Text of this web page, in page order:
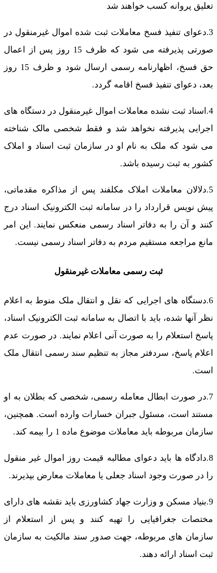
تعلیق پروانه کسب خواهند شد
3.دعوای تنفیذ فسخ معاملات ثبت شده اموال غیرمنقول در
صورتی پذیرفته می شود که ظرف 15 روز پس از اعمال
حق فسخ، اظهارنامه رسمی ارسال شود و ظرف 15 روز
بعد، دعوای تنفیذ فسخ اقامه گردد.
4.اسناد ثبت نشده معاملات اموال غیرمنقول در دستگاه های
اجرایی پذیرفته نخواهد شد و فقط شخصی مالک شناخته
می شود که ملک به نام او در سازمان ثبت اسناد و املاک
کشور به ثبت رسیده باشد.
5.دلالان معاملات املاک مکلفند پس از مذاکره مقدماتی،
پیش نویس قرارداد را در سامانه ثبت الکترونیک اسناد درج
کنند و آن را به دفاتر اسناد رسمی منعکس نمایند. این امر
مانع مراجعه مستقیم مردم به دفاتر اسناد رسمی نیست.
ثبت رسمی معاملات غیرمنقول
6.دستگاه های اجرایی که نقل و انتقال ملک منوط به اعلام
نظر آنها شده، باید با اتصال به سامانه ثبت الکترونیک اسناد،
پاسخ استعلام را به صورت آنی اعلام نمایند. در صورت عدم
اعلام پاسخ، سردفتر مجاز به تنظیم سند رسمی انتقال ملک
است.
7.در صورت ابطال معامله رسمی، شخصی که بطلان به او
مستند است، مسئول جبران خسارات وارده است. همچنین،
سازمان مربوطه باید معاملات موضوع ماده 1 را بیمه کند.
8.دادگاه ها باید دعوای مطالبه قیمت روز اموال غیر منقول
را در صورت وجود اسناد جعلی یا معاملات معارض بپذیرند.
9.بنیاد مسکن و وزارت جهاد کشاورزی باید نقشه های دارای
مختصات جغرافیایی را تهیه کنند و پس از استعلام از
سازمان های مربوطه، جهت صدور سند مالکیت به سازمان
ثبت اسناد ارائه دهند.